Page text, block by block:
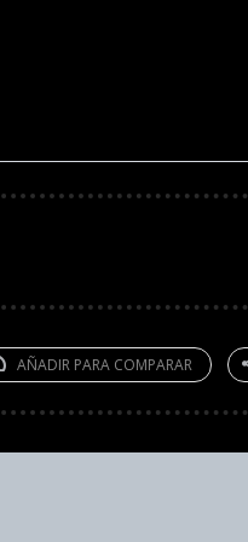
AÑADIR PARA COMPARAR